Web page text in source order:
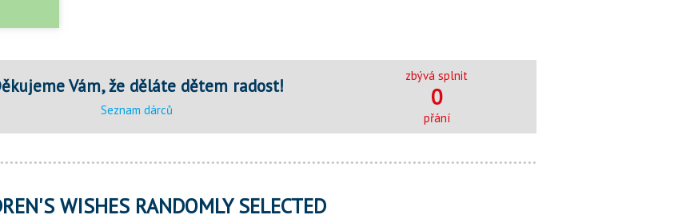
Vám, že děláte dětem radost!
Seznam dárců
zbývá splnit
0
přání
WISHES RANDOMLY SELECTED